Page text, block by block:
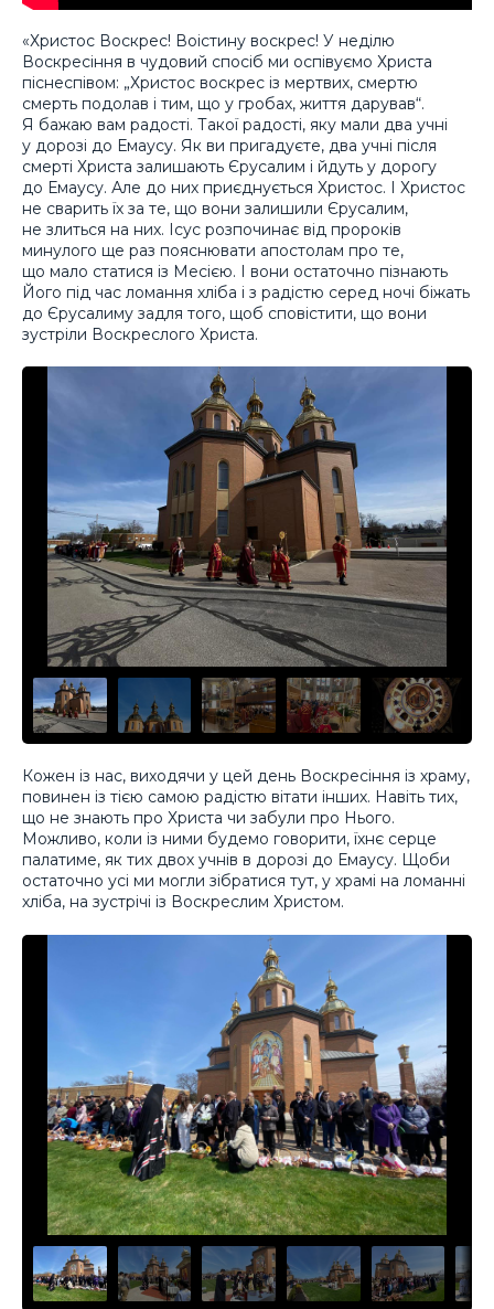
«Христос Воскрес! Воістину воскрес! У неділю
Воскресіння в чудовий спосіб ми оспівуємо Христа
піснеспівом: „Христос воскрес із мертвих, смертю
смерть подолав і тим, що у гробах, життя дарував“.
Я бажаю вам радості. Такої радості, яку мали два учні
у дорозі до Емаусу. Як ви пригадуєте, два учні після
смерті Христа залишають Єрусалим і йдуть у дорогу
до Емаусу. Але до них приєднується Христос. І Христос
не сварить їх за те, що вони залишили Єрусалим,
не злиться на них. Ісус розпочинає від пророків
минулого ще раз пояснювати апостолам про те,
що мало статися із Месією. І вони остаточно пізнають
Його під час ломання хліба і з радістю серед ночі біжать
до Єрусалиму задля того, щоб сповістити, що вони
зустріли Воскреслого Христа.
Кожен із нас, виходячи у цей день Воскресіння із храму,
повинен із тією самою радістю вітати інших. Навіть тих,
що не знають про Христа чи забули про Нього.
Можливо, коли із ними будемо говорити, їхнє серце
палатиме, як тих двох учнів в дорозі до Емаусу. Щоби
остаточно усі ми могли зібратися тут, у храмі на ломанні
хліба, на зустрічі із Воскреслим Христом.